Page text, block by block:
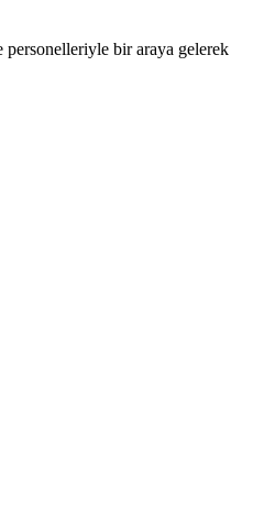
bir araya gelerek